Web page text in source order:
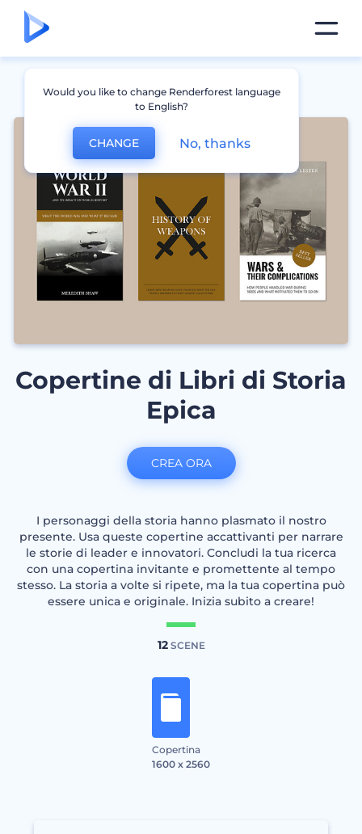
Copertine di Libri di Storia
Epica
I personaggi della storia hanno plasmato il nostro
presente. Usa queste copertine accattivanti per narrare
le storie di leader e innovatori. Concludi la tua ricerca
con una copertina invitante e promettente al tempo
stesso. La storia a volte si ripete, ma la tua copertina può
essere unica e originale. Inizia subito a creare!
12SCENE
Copertina
1600 x 2560
CREA ORA
Would you like to change Renderforest language
to English?
CHANGE No, thanks